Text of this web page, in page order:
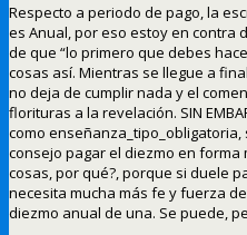
Respecto a periodo de pago, la
es Anual, por eso estoy en contra
de que “lo primero que debes
cosas así. Mientras se llegue a
no deja de cumplir nada y el
florituras a la revelación. SIN
como
consejo pagar el diezmo en
cosas, por qué?, porque si duele
necesita mucha más fe y fuerza
diezmo anual de una. Se puede,